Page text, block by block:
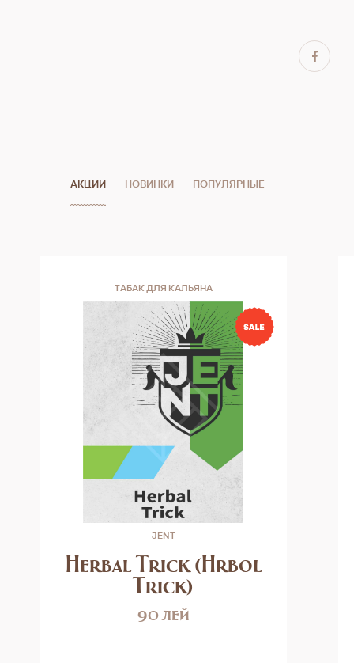
АКЦИИ НОВИНКИ ПОПУЛЯРНЫЕ
ТАБАК ДЛЯ КАЛЬЯНА
JENT
Herbal Trick (Hrbol
Trick)
90 лей